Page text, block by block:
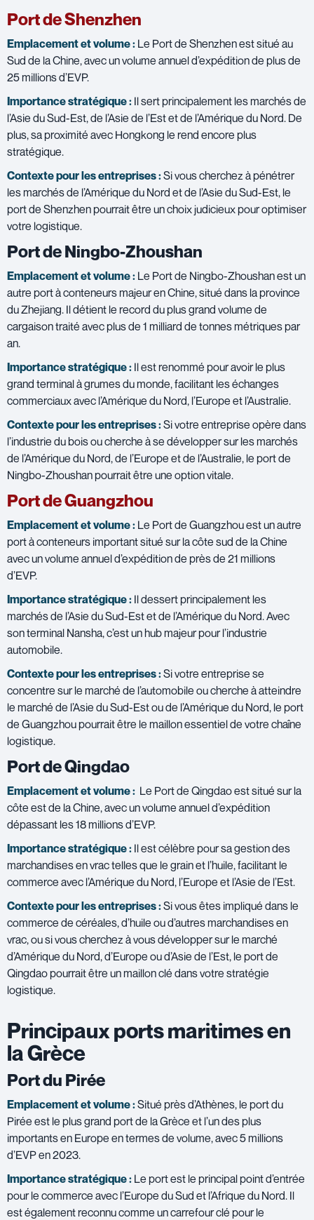
Port de Shenzhen
Emplacement et volume : Le Port de Shenzhen est situé au
Sud de la Chine, avec un volume annuel d’expédition de plus de
25 millions d’EVP.
Importance stratégique : Il sert principalement les marchés de
l’Asie du Sud-Est, de l’Asie de l’Est et de l’Amérique du Nord. De
plus, sa proximité avec Hongkong le rend encore plus
stratégique.
Contexte pour les entreprises :Si vous cherchez à pénétrer
les marchés de l’Amérique du Nord et de l’Asie du Sud-Est, le
port de Shenzhen pourrait être un choix judicieux pour optimiser
votre logistique.
Port de Ningbo-Zhoushan
Emplacement et volume : Le Port de Ningbo-Zhoushan est un
autre port à conteneurs majeur en Chine, situé dans la province
du Zhejiang. Il détient le record du plus grand volume de
cargaison traité avec plus de 1 milliard de tonnes métriques par
an.
Importance stratégique : Il est renommé pour avoir le plus
grand terminal à grumes du monde, facilitant les échanges
commerciaux avec l’Amérique du Nord, l’Europe et l’Australie.
Contexte pour les entreprises :Si votre entreprise opère dans
l’industrie du bois ou cherche à se développer sur les marchés
de l’Amérique du Nord, de l’Europe et de l’Australie, le port de
Ningbo-Zhoushan pourrait être une option vitale.
Port de Guangzhou
Emplacement et volume : Le Port de Guangzhou est un autre
port à conteneurs important situé sur la côte sud de la Chine
avec un volume annuel d’expédition de près de 21 millions
d’EVP.
Importance stratégique : Il dessert principalement les
marchés de l’Asie du Sud-Est et de l’Amérique du Nord. Avec
son terminal Nansha, c’est un hub majeur pour l’industrie
automobile.
Contexte pour les entreprises :Si votre entreprise se
concentre sur le marché de l’automobile ou cherche à atteindre
le marché de l’Asie du Sud-Est ou de l’Amérique du Nord, le port
de Guangzhou pourrait être le maillon essentiel de votre chaîne
logistique.
Port de Qingdao
Emplacement et volume : Le Port de Qingdao est situé sur la
côte est de la Chine, avec un volume annuel d’expédition
dépassant les 18 millions d’EVP.
Importance stratégique : Il est célèbre pour sa gestion des
marchandises en vrac telles que le grain et l’huile, facilitant le
commerce avec l’Amérique du Nord, l’Europe et l’Asie de l’Est.
Contexte pour les entreprises :Si vous êtes impliqué dans le
commerce de céréales, d’huile ou d’autres marchandises en
vrac, ou si vous cherchez à vous développer sur le marché
d’Amérique du Nord, d’Europe ou d’Asie de l’Est, le port de
Qingdao pourrait être un maillon clé dans votre stratégie
logistique.
Principaux ports maritimes en
la Grèce
Port du Pirée
Emplacement et volume :Situé près d’Athènes, le port du
Pirée est le plus grand port de la Grèce et l’un des plus
importants en Europe en termes de volume, avec 5 millions
d’EVP en 2023.
Importance stratégique : Le port est le principal point d’entrée
pour le commerce avec l’Europe du Sud et l’Afrique du Nord. Il
est également reconnu comme un carrefour clé pour le